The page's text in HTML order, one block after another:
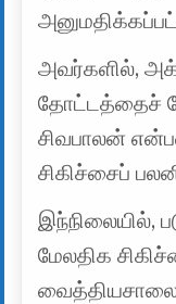
அவர்களில்,
தோட்டத்தைச்
சிவபாலன்
சிகிச்சைப்
இந்நிலையில்,
மேலதிக